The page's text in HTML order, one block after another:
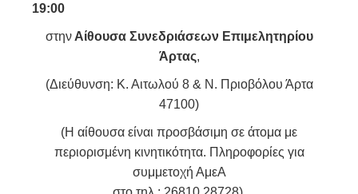
19:00
στηνΑίθουσα Συνεδριάσεων Επιμελητηρίου
Άρτας,
(Διεύθυνση: Κ. Αιτωλού 8 & Ν. Πριοβόλου Άρτα
47100)
(Η αίθουσα είναι προσβάσιμη σε άτομα με
περιορισμένη κινητικότητα. Πληροφορίες για
συμμετοχή ΑμεΑ